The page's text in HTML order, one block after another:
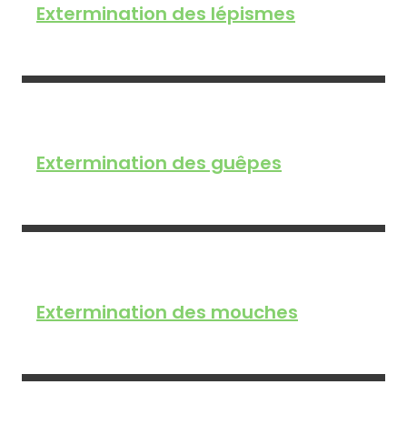
Extermination des lépismes
Extermination des guêpes
Extermination des mouches